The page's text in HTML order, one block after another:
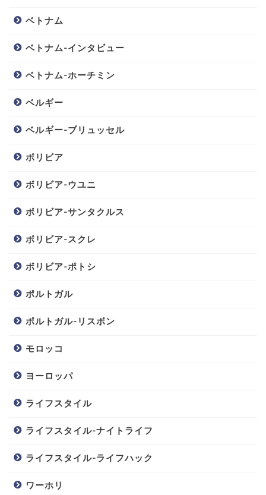
ベトナム
ベトナム-インタビュー
ベトナム-ホーチミン
ベルギー
ベルギー-ブリュッセル
ボリビア
ボリビア-ウユニ
ボリビア-サンタクルス
ボリビア-スクレ
ボリビア-ポトシ
ポルトガル
ポルトガル-リスボン
モロッコ
ヨーロッパ
ライフスタイル
ライフスタイル-ナイトライフ
ライフスタイル-ライフハック
ワーホリ